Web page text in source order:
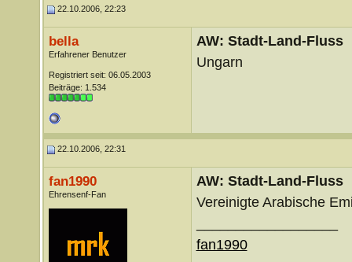
22.10.2006, 22:23
bella
Erfahrener Benutzer
Registriert seit: 06.05.2003
Beiträge: 1.534
AW: Stadt-Land-Fluss
Ungarn
22.10.2006, 22:31
fan1990
Ehrensenf-Fan
AW: Stadt-Land-Fluss
Vereinigte Arabische
fan1990